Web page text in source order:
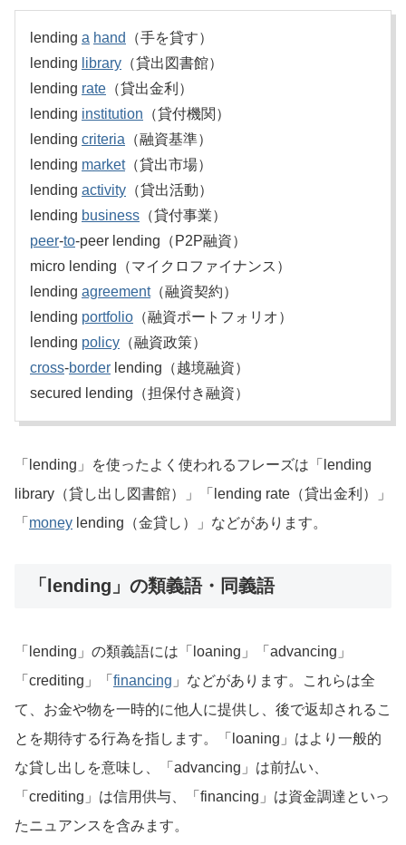
lending a hand
（手を貸す）
lending library （貸出図書館）
lending rate （貸出金利）
lending institution （貸付機関）
lending criteria （融資基準）
lending market（貸出市場）
lending activity （貸出活動）
lending business （貸付事業）
peer-to-peer lending（P2P融資）
micro lending（マイクロファイナンス）
lending agreement（融資契約）
lending portfolio （融資ポートフォリオ）
lending policy （融資政策）
cross-border lending（越境融資）
secured lending（担保付き融資）
「lending」を使ったよく使われるフレーズは「lending
library（貸し出し図書館）」「lending rate（貸出金利）」
「 money lending（金貸し）」などがあります。
「lending」の類義語・同義語
「lending」の類義語には「loaning」「advancing」
「crediting」「 financing 」などがあります。これらは全
て、お金や物を一時的に他人に提供し、後で返却されるこ
とを期待する行為を指します。「loaning」はより一般的
な貸し出しを意味し、「advancing」は前払い、
「crediting」は信用供与、「financing」は資金調達といっ
たニュアンスを含みます。